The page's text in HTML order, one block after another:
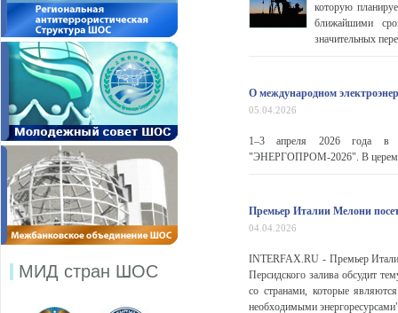
МИД стран ШОС
которую
ближайшими
значительных
О международном
05.04.2026
1–3 апреля 2026 года в
"ЭНЕРГОПРОМ-2026". В
Премьер Италии Мелони
04.04.2026
INTERFAX.RU - Премьер
Персидского залива обсудит
со странами, которые
необходимыми